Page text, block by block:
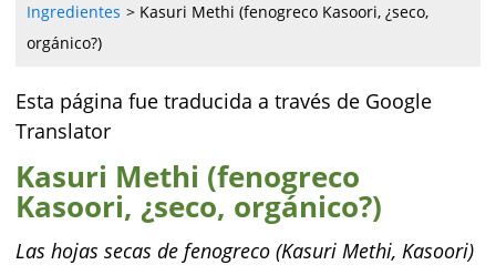
Ingredientes
Kasuri Methi (fenogreco Kasoori, ¿seco,
orgánico?)
Esta página fue traducida a través de Google
Translator
Kasuri Methi (fenogreco
Kasoori, ¿seco, orgánico?)
Las hojas secas de fenogreco (Kasuri Methi, Kasoori)